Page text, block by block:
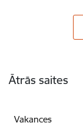
Ātrās saites
Vakances